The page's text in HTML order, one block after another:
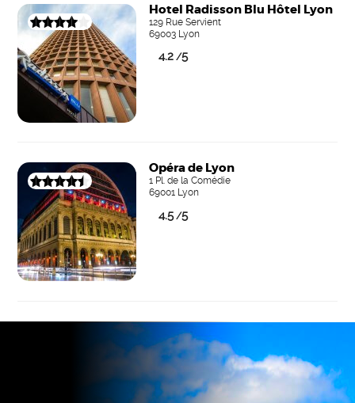
Hotel Radisson Blu Hôtel Lyon
129 Rue Servient
69003 Lyon
4.2 /5
Opéra de Lyon
1 Pl. de la Comédie
69001 Lyon
4.5/5